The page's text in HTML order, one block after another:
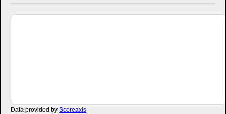
Data provided by Scoreaxis